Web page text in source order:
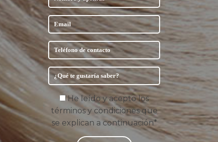
He leído y acepto los
términos y condiciones que
se explican a continuación*